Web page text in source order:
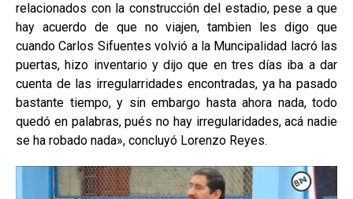
relacionados con la construcción del estadio, pese a que
hay acuerdo de que no viajen, tambien les digo que
cuando Carlos Sifuentes volvió a la Muncipalidad lacró las
puertas, hizo inventario y dijo que en tres días iba a dar
cuenta de las irregularridades encontradas, ya ha pasado
bastante tiempo, y sin embargo hasta ahora nada, todo
quedó en palabras, pués no hay irregularidades, acá nadie
se ha robado nada», concluyó Lorenzo Reyes.